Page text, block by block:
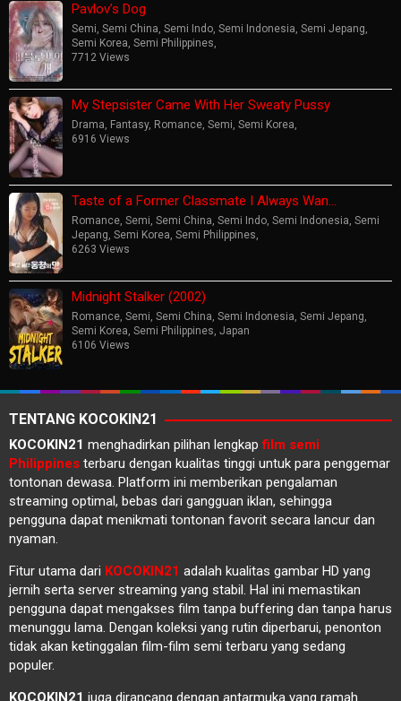
Pavlov’s Dog
Semi, Semi China, Semi Indo, Semi Indonesia, Semi Jepang,
Semi Korea, Semi Philippines,
7712 Views
My Stepsister Came With Her Sweaty Pussy
Drama, Fantasy, Romance, Semi, Semi Korea,
6916 Views
Taste of a Former Classmate I Always Wan…
Romance, Semi, Semi China, Semi Indo, Semi Indonesia, Semi
Jepang, Semi Korea, Semi Philippines,
6263 Views
Midnight Stalker (2002)
Romance, Semi, Semi China, Semi Indonesia, Semi Jepang,
Semi Korea, Semi Philippines, Japan
6106 Views
TENTANG KOCOKIN21
KOCOKIN21 menghadirkan pilihan lengkapfilm semi
Philippines terbaru dengan kualitas tinggi untuk para penggemar
tontonan dewasa. Platform ini memberikan pengalaman
streaming optimal, bebas dari gangguan iklan, sehingga
pengguna dapat menikmati tontonan favorit secara lancur dan
nyaman.
Fitur utama dari KOCOKIN21 adalah kualitas gambar HD yang
jernih serta server streaming yang stabil. Hal ini memastikan
pengguna dapat mengakses film tanpa buffering dan tanpa harus
menunggu lama. Dengan koleksi yang rutin diperbarui, penonton
tidak akan ketinggalan film-film semi terbaru yang sedang
populer.
KOCOKIN21 juga dirancang dengan antarmuka yang ramah